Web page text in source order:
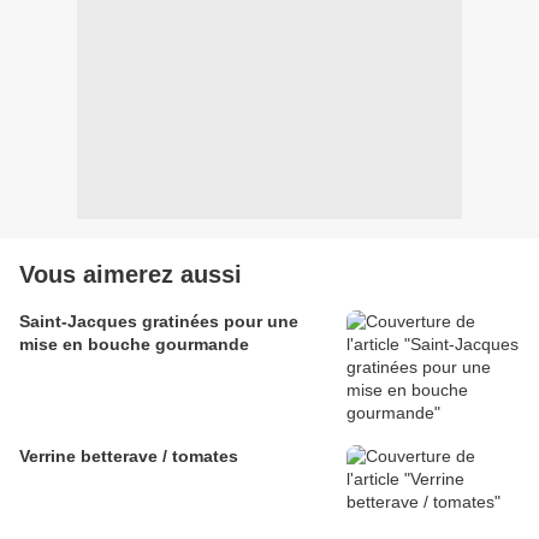
Vous aimerez aussi
Saint-Jacques gratinées pour une
mise en bouche gourmande
Verrine betterave / tomates